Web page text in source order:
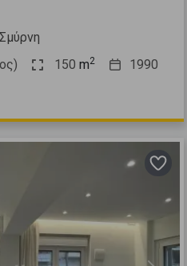
150 m2 1990